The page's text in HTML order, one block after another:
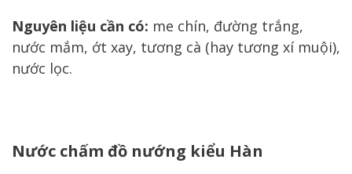
Nguyên liệu cần có: me chín, đường trắng,
nước mắm, ớt xay, tương cà (hay tương xí muội),
nước lọc.
Nước chấm đồ nướng kiểu Hàn